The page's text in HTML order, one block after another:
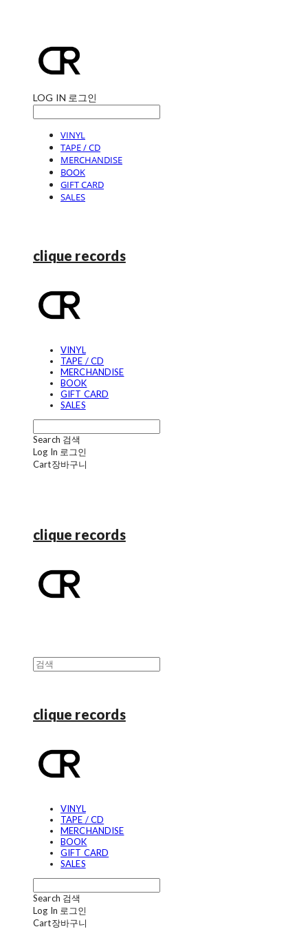
LOG IN 로그인
VINYL
TAPE / CD
MERCHANDISE
BOOK
GIFT CARD
SALES
clique records
VINYL
TAPE / CD
MERCHANDISE
BOOK
GIFT CARD
SALES
Search 검색
Log In 로그인
Cart장바구니
clique records
clique records
VINYL
TAPE / CD
MERCHANDISE
BOOK
GIFT CARD
SALES
Search 검색
Log In 로그인
Cart장바구니